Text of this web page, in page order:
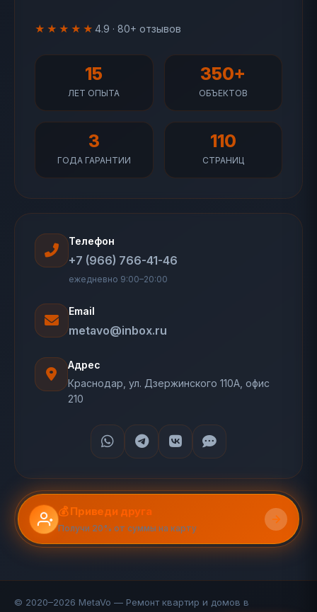
★★★★★ 4.9 · 80+ отзывов
15
ЛЕТ ОПЫТА
350+
ОБЪЕКТОВ
3
ГОДА ГАРАНТИИ
110
СТРАНИЦ
Телефон
+7 (966) 766-41-46
ежедневно 9:00–20:00
Email
metavo@inbox.ru
Адрес
Краснодар, ул. Дзержинского 110А, офис
210
💰 Приведи друга
Получи 20% от суммы на карту
© 2020–2026 MetaVo — Ремонт квартир и домов в